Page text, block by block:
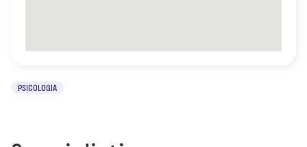
PSICOLOGIA